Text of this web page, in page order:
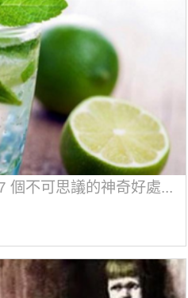
個不可思議的神奇好處...